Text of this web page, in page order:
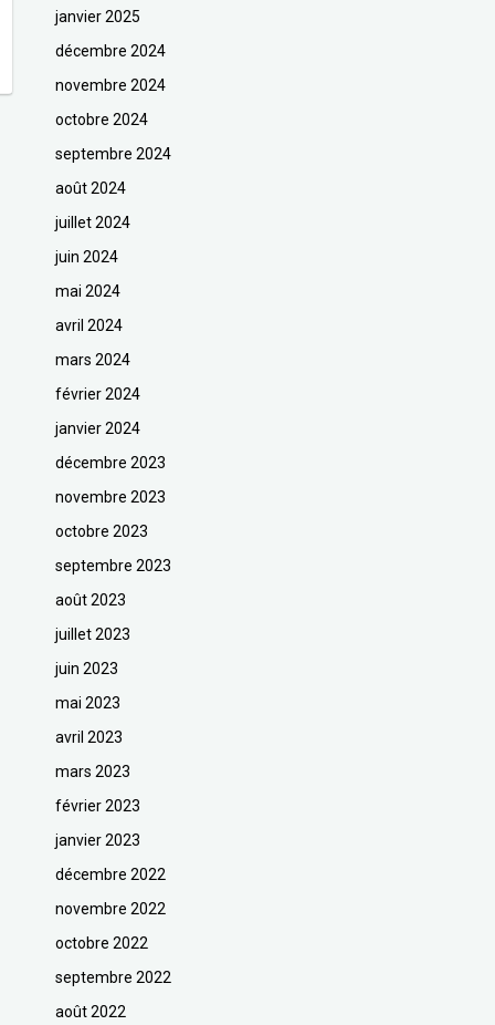
janvier 2025
décembre 2024
novembre 2024
octobre 2024
septembre 2024
août 2024
juillet 2024
juin 2024
mai 2024
avril 2024
mars 2024
février 2024
janvier 2024
décembre 2023
novembre 2023
octobre 2023
septembre 2023
août 2023
juillet 2023
juin 2023
mai 2023
avril 2023
mars 2023
février 2023
janvier 2023
décembre 2022
novembre 2022
octobre 2022
septembre 2022
août 2022